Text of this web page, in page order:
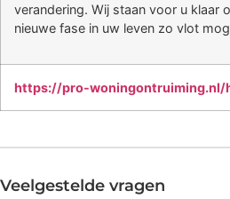
verandering. Wij staan voor u klaar
nieuwe fase in uw leven zo vlot
https://pro-woningontruiming.nl/
Veelgestelde vragen